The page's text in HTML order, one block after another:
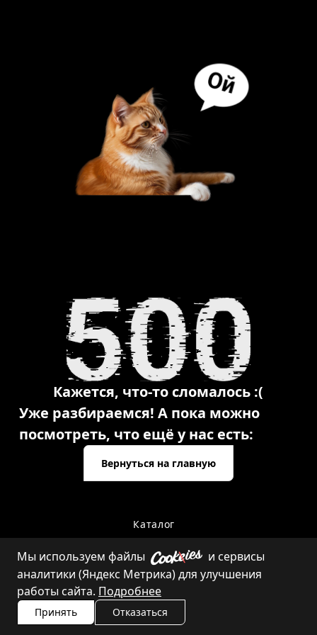
Кажется, что-то сломалось :(
Уже разбираемся! А пока можно
посмотреть, что ещё у нас есть:
Вернуться на главную
Каталог
Контакты
Мы используем файлы
и сервисы
аналитики (Яндекс Метрика) для улучшения
работы сайта. Подробнее
Принять Отказаться